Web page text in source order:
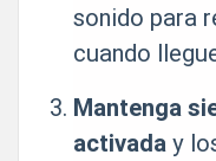
sonido para
cuando
Mantenga
activada y